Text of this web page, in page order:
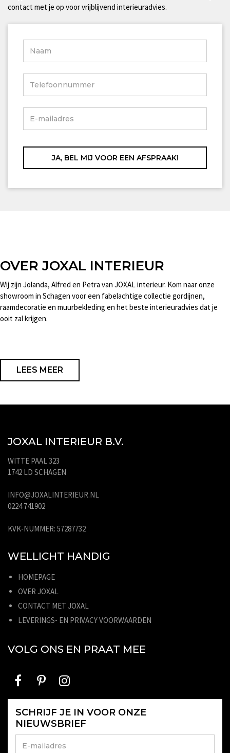
contact met je op voor vrijblijvend interieuradvies.
OVER JOXAL INTERIEUR
Wij zijn Jolanda, Alfred en Petra van JOXAL interieur. Kom naar onze
showroom in Schagen voor een fabelachtige collectie gordijnen,
raamdecoratie en muurbekleding en het beste interieuradvies dat je
ooit zal krijgen.
LEES MEER
JOXAL INTERIEUR B.V.
WITTE PAAL 323
1742 LD SCHAGEN
INFO@JOXALINTERIEUR.NL
0224 741902
KVK-NUMMER: 57287732
WELLICHT HANDIG
HOMEPAGE
OVER JOXAL
CONTACT MET JOXAL
LEVERINGS- EN PRIVACY VOORWAARDEN
VOLG ONS EN PRAAT MEE
SCHRIJF JE IN VOOR ONZE
NIEUWSBRIEF